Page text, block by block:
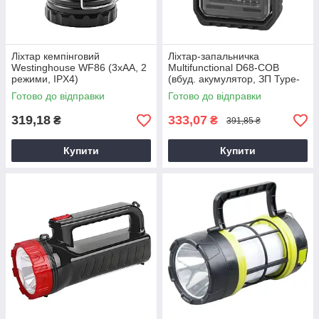
Ліхтар кемпінговий
Westinghouse WF86 (3хAA, 2
режими, IPX4)
Готово до відправки
319,18 ₴
Купити
Ліхтар-запальничка
Multifunctional D68-COB
(вбуд. акумулятор, ЗП Type-
C) Box, Запальничка з
ліхтарем
Готово до відправки
333,07 ₴ 391,85 ₴
Купити